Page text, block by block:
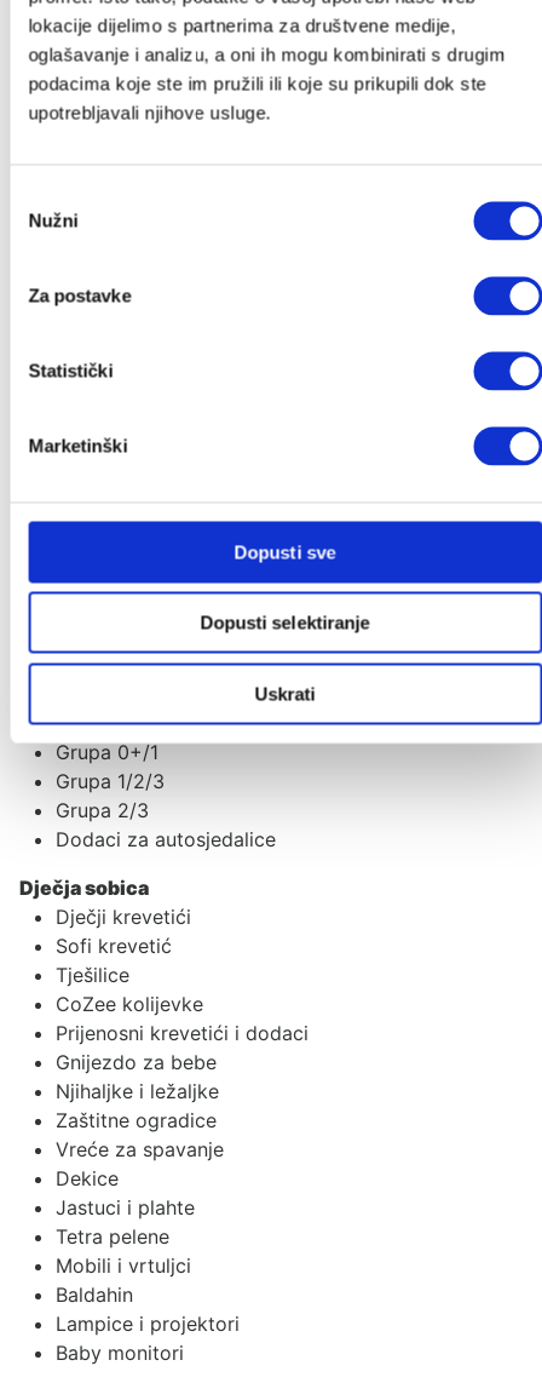
lokacije dijelimo s partnerima za društvene medije,
oglašavanje i analizu, a oni ih mogu kombinirati s drugim
podacima koje ste im pružili ili koje su prikupili dok ste
upotrebljavali njihove usluge.
pristanka
Nužni
Za postavke
Statistički
Marketinški
Dopusti sve
Dopusti selektiranje
Uskrati
Povremeno ćemo Vam slati slatke novosti, zanimljive
tekstove i akcije, a kod za popust stiže u Vaš
sandučić.
*Provjeriti neželjenu poštu.
Email*
Akcije
Baze za autosjedalice
Grupa 0+
Grupa 0+/1
Grupa 1/2/3
Grupa 2/3
Dodaci za autosjedalice
Dječja sobica
Dječji krevetići
Sofi krevetić
Tješilice
CoZee kolijevke
Prijenosni krevetići i dodaci
Gnijezdo za bebe
Njihaljke i ležaljke
Zaštitne ogradice
Vreće za spavanje
Dekice
Jastuci i plahte
Tetra pelene
Mobili i vrtuljci
Baldahin
Lampice i projektori
Baby monitori